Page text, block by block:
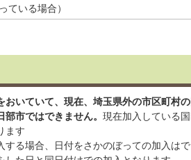
ている場合）
いていて、現在、埼玉県外の市区町村
部市ではできません。現在加入している
ます
る場合、日付をさかのぼっての加入は